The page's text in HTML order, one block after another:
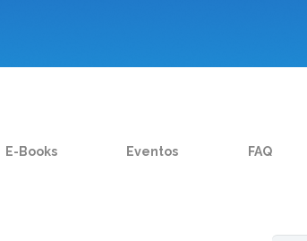
E-Books Eventos FAQ